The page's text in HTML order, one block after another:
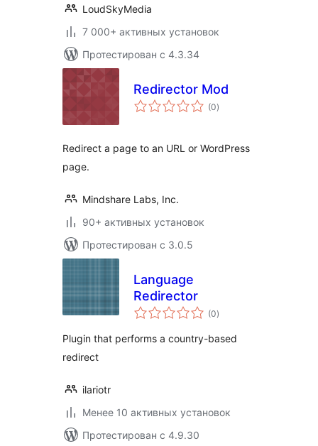
LoudSkyMedia
7 000+ активных установок
Протестирован с 4.3.34
Redirector Mod
(0общий
рейтинг
)
Redirect a page to an URL or WordPress
page.
Mindshare Labs, Inc.
90+ активных установок
Протестирован с 3.0.5
Language
Redirector
(0общий
рейтинг
)
Plugin that performs a country-based
redirect
ilariotr
Менее 10 активных установок
Протестирован с 4.9.30